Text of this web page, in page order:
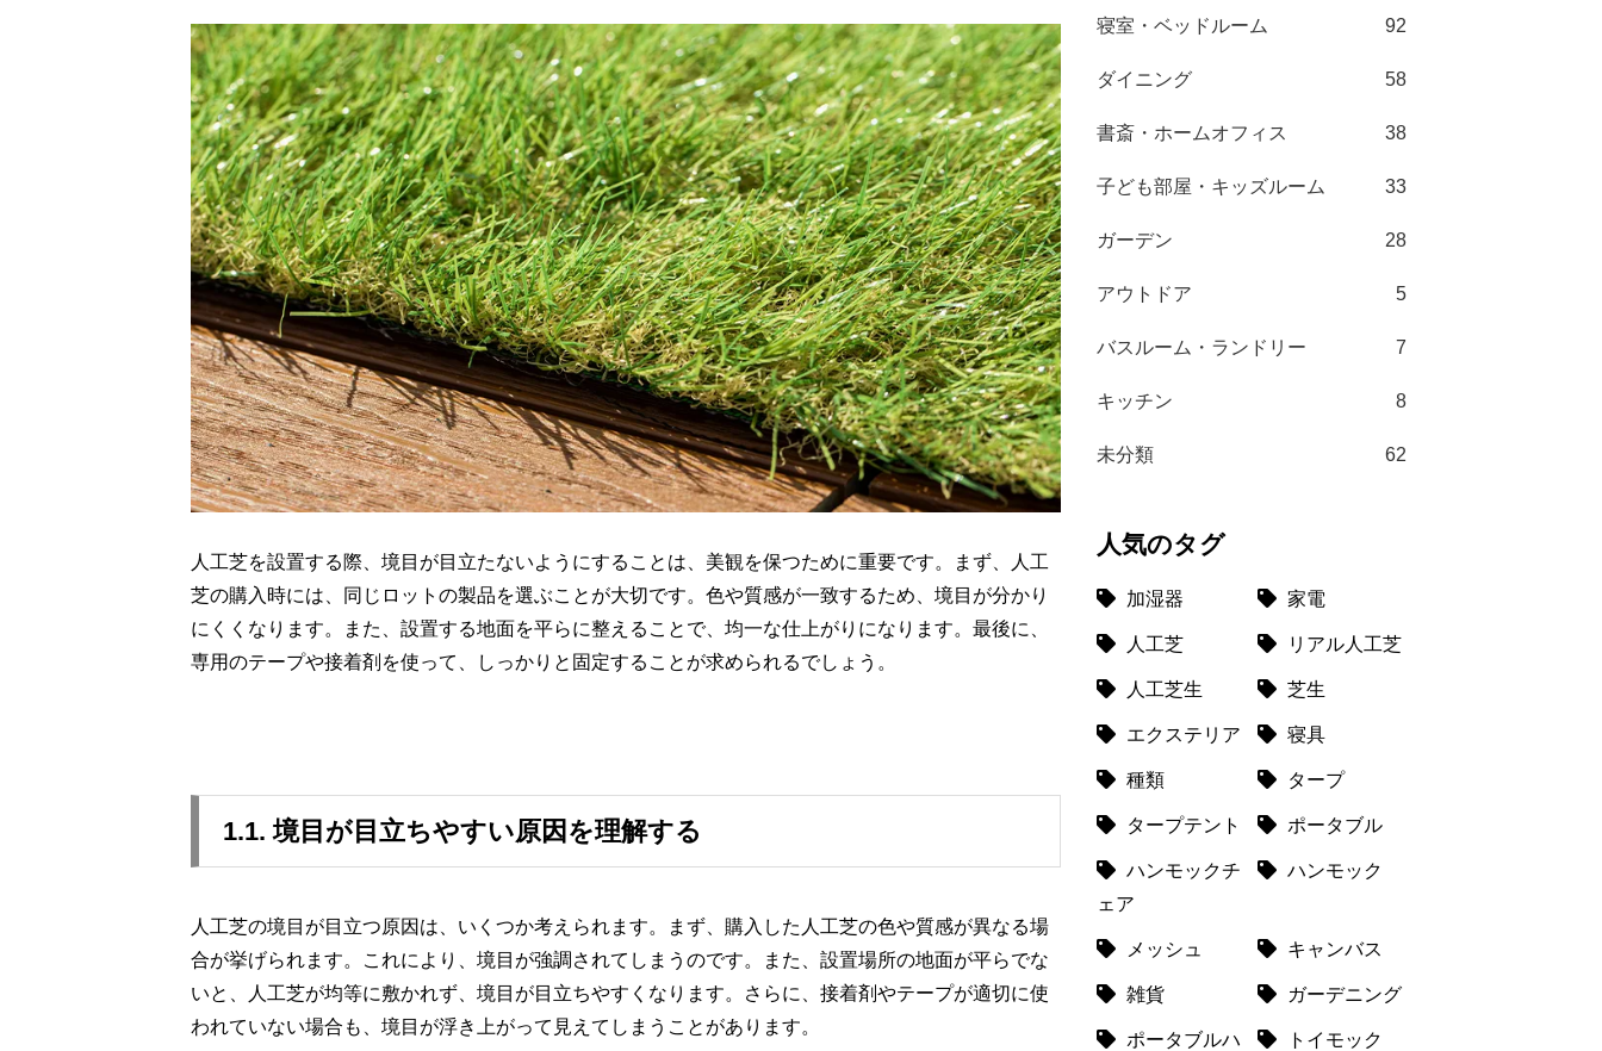
人工芝を設置する際、境目が目立たないようにすることは、美観を保つために重要です。まず、人工
芝の購入時には、同じロットの製品を選ぶことが大切です。色や質感が一致するため、境目が分かり
にくくなります。また、設置する地面を平らに整えることで、均一な仕上がりになります。最後に、
専用のテープや接着剤を使って、しっかりと固定することが求められるでしょう。
1.1. 境目が目立ちやすい原因を理解する
人工芝の境目が目立つ原因は、いくつか考えられます。まず、購入した人工芝の色や質感が異なる場
合が挙げられます。これにより、境目が強調されてしまうのです。また、設置場所の地面が平らでな
いと、人工芝が均等に敷かれず、境目が目立ちやすくなります。さらに、接着剤やテープが適切に使
われていない場合も、境目が浮き上がって見えてしまうことがあります。
寝室・ベッドルーム 92
ダイニング 58
書斎・ホームオフィス 38
子ども部屋・キッズルーム 33
ガーデン 28
アウトドア 5
バスルーム・ランドリー 7
キッチン 8
未分類 62
人気のタグ
加湿器 家電
人工芝 リアル人工芝
人工芝生 芝生
エクステリア 寝具
種類 タープ
タープテント ポータブル
ハンモックチ
ェア
ハンモック
メッシュ キャンバス
雑貨 ガーデニング
ポータブルハ
トイモック